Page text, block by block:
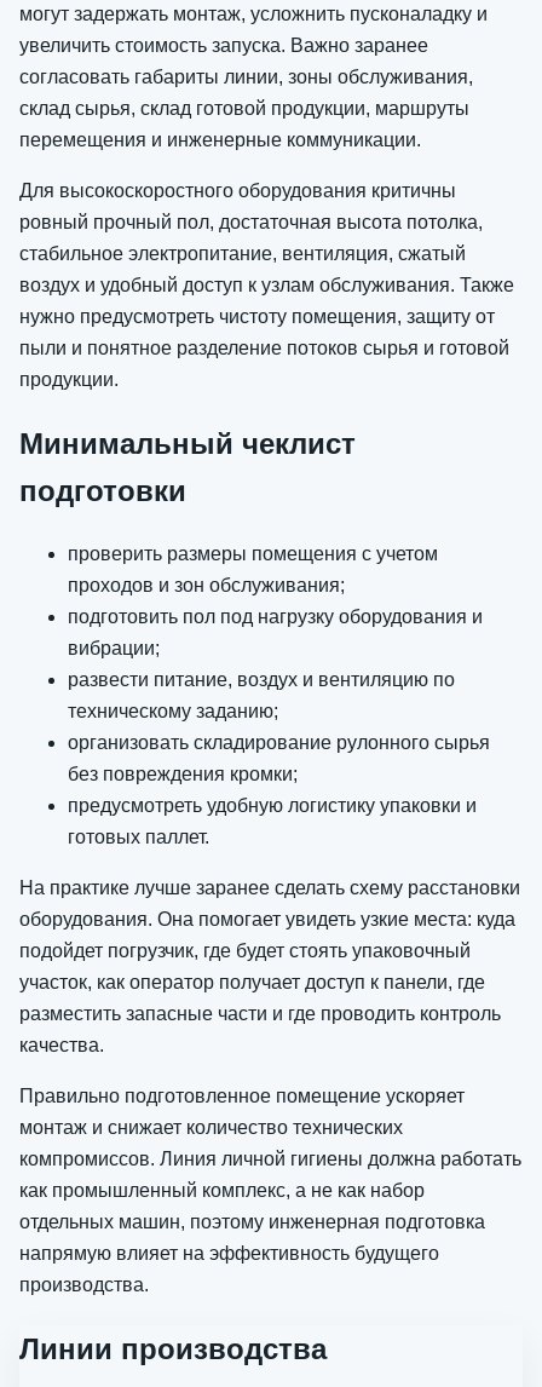
могут задержать монтаж, усложнить пусконаладку и
увеличить стоимость запуска. Важно заранее
согласовать габариты линии, зоны обслуживания,
склад сырья, склад готовой продукции, маршруты
перемещения и инженерные коммуникации.
Для высокоскоростного оборудования критичны
ровный прочный пол, достаточная высота потолка,
стабильное электропитание, вентиляция, сжатый
воздух и удобный доступ к узлам обслуживания. Также
нужно предусмотреть чистоту помещения, защиту от
пыли и понятное разделение потоков сырья и готовой
продукции.
Минимальный чеклист
подготовки
проверить размеры помещения с учетом
проходов и зон обслуживания;
подготовить пол под нагрузку оборудования и
вибрации;
развести питание, воздух и вентиляцию по
техническому заданию;
организовать складирование рулонного сырья
без повреждения кромки;
предусмотреть удобную логистику упаковки и
готовых паллет.
На практике лучше заранее сделать схему расстановки
оборудования. Она помогает увидеть узкие места: куда
подойдет погрузчик, где будет стоять упаковочный
участок, как оператор получает доступ к панели, где
разместить запасные части и где проводить контроль
качества.
Правильно подготовленное помещение ускоряет
монтаж и снижает количество технических
компромиссов. Линия личной гигиены должна работать
как промышленный комплекс, а не как набор
отдельных машин, поэтому инженерная подготовка
напрямую влияет на эффективность будущего
производства.
Линии производства